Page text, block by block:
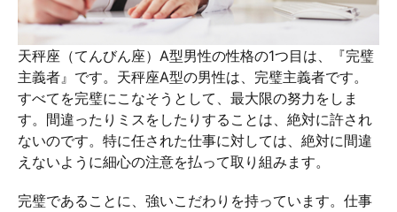
天秤座（てんびん座）A型男性の性格の1つ目は、『完璧
主義者』です。天秤座A型の男性は、完璧主義者です。
すべてを完璧にこなそうとして、最大限の努力をしま
す。間違ったりミスをしたりすることは、絶対に許され
ないのです。特に任された仕事に対しては、絶対に間違
えないように細心の注意を払って取り組みます。
完璧であることに、強いこだわりを持っています。仕事